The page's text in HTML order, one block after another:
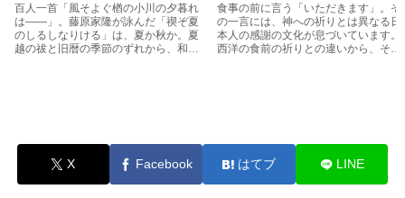
か
百人一首「風そよぐ楢の小川の夕暮れ
は――」。藤原家隆が詠んだ「禊ぞ夏
のしるしなりける」は、夏か秋か。夏
越の祓と旧暦の季節のずれから、和歌
り」の違い
食事の前に言う「いただきます」。そ
の一言には、神への祈りとは異なる日
本人の感謝の文化が息づいています。
西洋の食前の祈りとの違いから、その
X Facebook はてブ LINE